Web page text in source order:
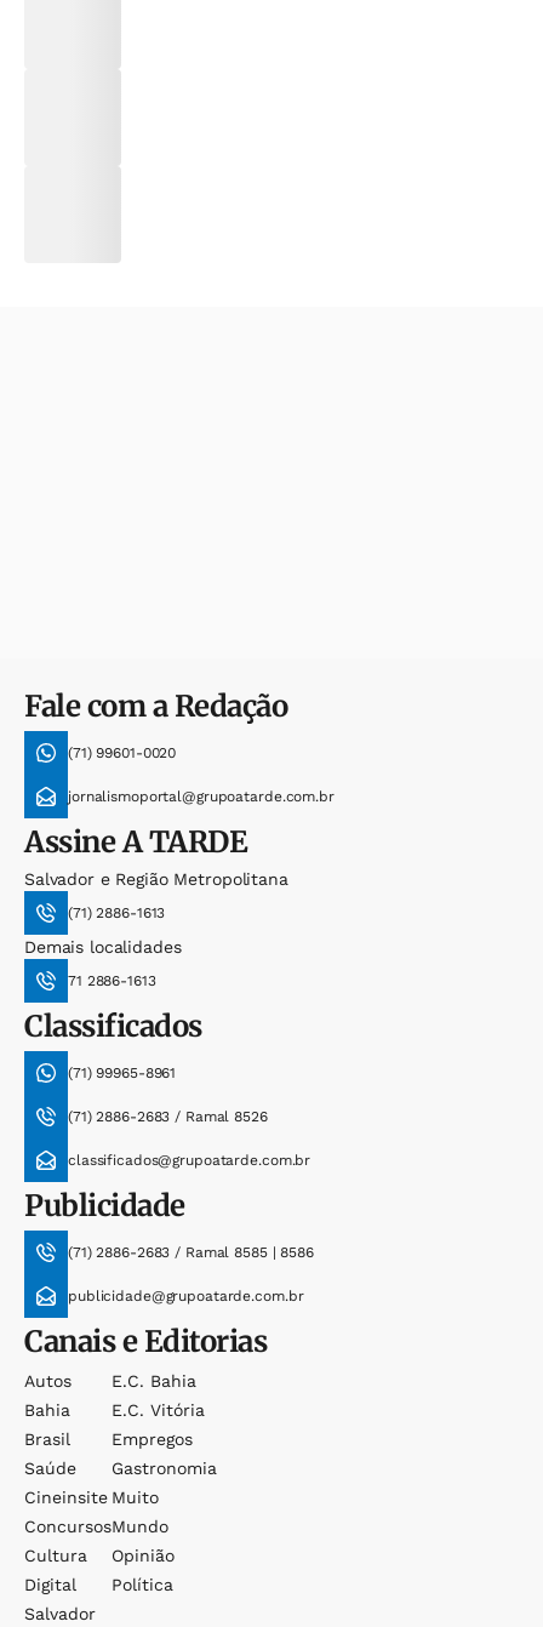
Fale com a Redação
(71) 99601-0020
jornalismoportal@grupoatarde.com.br
AssineA TARDE
Salvador e Região Metropolitana
(71) 2886-1613
Demais localidades
71 2886-1613
Classificados
(71) 99965-8961
(71) 2886-2683 / Ramal 8526
classificados@grupoatarde.com.br
Publicidade
(71) 2886-2683 / Ramal 8585 | 8586
publicidade@grupoatarde.com.br
Canais e Editorias
Autos
Bahia
Brasil
Saúde
Cineinsite
Concursos
Cultura
Digital
Salvador
E.c. Bahia
E.c. Vitória
Empregos
Gastronomia
Muito
Mundo
Opinião
Política